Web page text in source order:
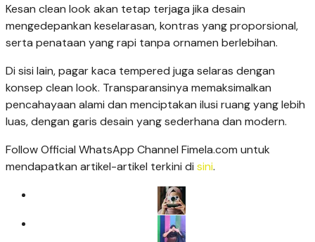
Kesan clean look akan tetap terjaga jika desain
mengedepankan keselarasan, kontras yang proporsional,
serta penataan yang rapi tanpa ornamen berlebihan.
Di sisi lain, pagar kaca tempered juga selaras dengan
konsep clean look. Transparansinya memaksimalkan
pencahayaan alami dan menciptakan ilusi ruang yang lebih
luas, dengan garis desain yang sederhana dan modern.
Follow Official WhatsApp Channel Fimela.com untuk
mendapatkan artikel-artikel terkini di sini.